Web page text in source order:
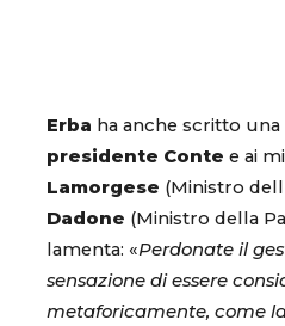
Erba ha anche scritto una
presidente Conte e ai
Lamorgese (Ministro
Dadone (Ministro della
lamenta: «Perdonate il
sensazione di essere
metaforicamente, come